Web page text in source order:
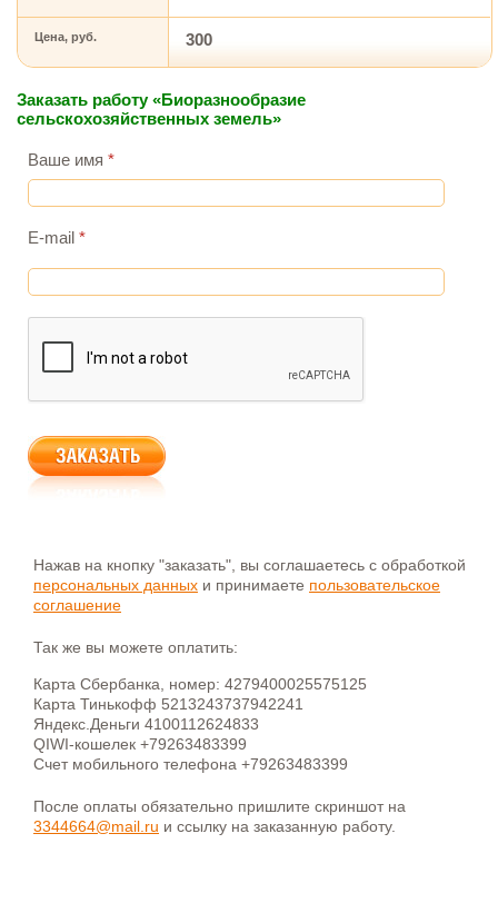
Цена, руб. 300
Заказать работу «Биоразнообразие
сельскохозяйственных земель»
Ваше имя *
E-mail *
Нажав на кнопку "заказать", вы соглашаетесь с обработкой
персональных данных и принимаете пользовательское
соглашение
Так же вы можете оплатить:
Карта Сбербанка, номер: 4279400025575125
Карта Тинькофф 5213243737942241
Яндекс.Деньги 4100112624833
QIWI-кошелек +79263483399
Счет мобильного телефона +79263483399
После оплаты обязательно пришлите скриншот на
3344664@mail.ru и ссылку на заказанную работу.